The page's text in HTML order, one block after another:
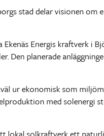
stad delar visionen
Energis kraftverk i
Den planerade
ur ekonomisk som
med